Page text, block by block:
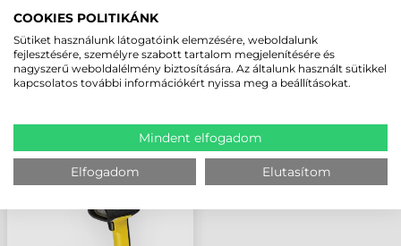
KÖVESSE BE YOUTUBE CSATORNÁNKAT!
LEGUTÓBB MEGTEKINTETT TERMÉKEK
POWERSCAN PBT7100
VONALKÓDOLVASÓ
COOKIES POLITIKÁNK
Sütiket használunk látogatóink elemzésére, weboldalunk
fejlesztésére, személyre szabott tartalom megjelenítésére és
nagyszerű weboldalélmény biztosítására. Az általunk használt sütikkel
kapcsolatos további információkért nyissa meg a beállításokat.
Mindent elfogadom
Elfogadom Elutasítom